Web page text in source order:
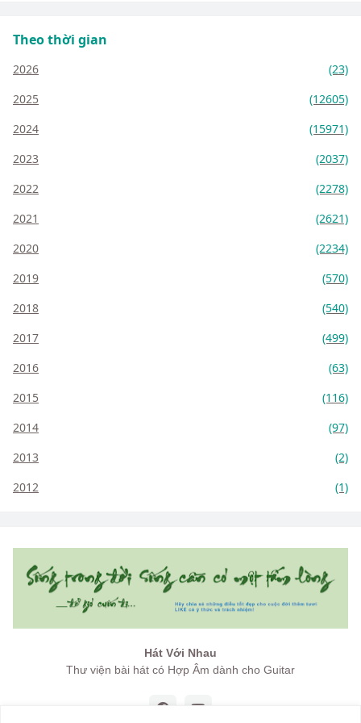
Theo thời gian
2026
(23)
2025
(12605)
2024
(15971)
2023
(2037)
2022
(2278)
2021
(2621)
2020
(2234)
2019
(570)
2018
(540)
2017
(499)
2016
(63)
2015
(116)
2014
(97)
2013
(2)
2012
(1)
Hát Với Nhau
Thư viện bài hát có Hợp Âm dành cho Guitar